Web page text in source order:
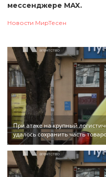
мессенджере MAX.
Новости МирТесен
При атаке на крупный
удалось сохранить часть